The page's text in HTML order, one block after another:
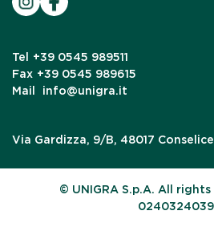
Tel
+39 0545 989511
Fax +39 0545 989615
Mail
info@unigra.it
Via Gardizza, 9/B, 48017
© UNIGRA S.p.A. All